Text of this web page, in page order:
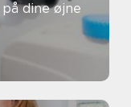
dine øjne